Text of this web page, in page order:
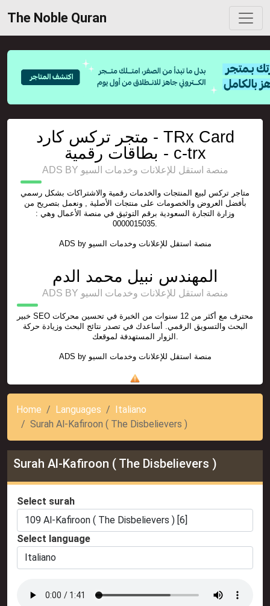
The Noble Quran
متجر تركس كارد - TRx Card
بطاقات رقمية - c-trx
ADS BY منصة استقل للإعلانات وخدمات السيو
متاجر تركس لبيع المنتجات والخدمات رقمية والاشتراكات بشكل رسمي
بأفضل العروض والخصومات على منتجات الأصلية , ونعمل بتصريح من
وزارة التجارة السعودية برقم التوثيق في منصة الأعمال وهي :
0000015035.
ADS by منصة استقل للإعلانات وخدمات السيو
المهندس نبيل محمد الدم
ADS BY منصة استقل للإعلانات وخدمات السيو
خبير SEO محترف مع أكثر من 12 سنوات من الخبرة في تحسين محركات
البحث والتسويق الرقمي. أساعدك في تصدر نتائج البحث وزيادة حركة
الزوار المستهدفة لموقعك.
ADS by منصة استقل للإعلانات وخدمات السيو
Home Languages
Italiano
Surah Al-Kafiroon ( The Disbelievers )
Surah Al-Kafiroon ( The Disbelievers )
Select surah
Select language